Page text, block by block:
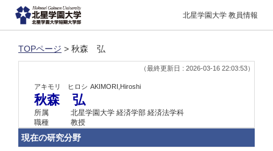
北星学園大学 教員情報
TOPページ > 秋森 弘
（最終更新日 : 2026-03-16 22:03:53）
アキモリ ヒロシ AKIMORI,Hiroshi
秋森 弘
所属
北星学園大学 経済学部 経済法学科
職種
教授
現在の研究分野